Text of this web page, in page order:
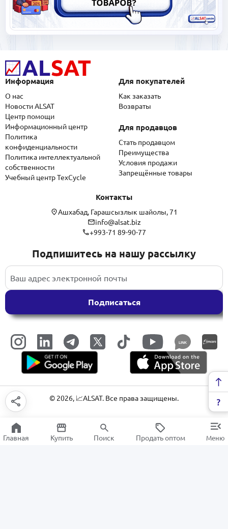
Информация
О нас
Новости ALSAT
Центр помощи
Информационный центр
Политика
конфиденциальности
Политика интеллектуальной
собственности
Учебный центр TexCycle
Для покупателей
Как заказать
Возвраты
Для продавцов
Стать продавцом
Преимущества
Условия продажи
Запрещённые товары
Контакты
Ашхабад, Гарашсызлык шайолы, 71
info@alsat.biz
+993-71 89-90-77
Подпишитесь на нашу рассылку
Подписаться
LINK
© 2026, 📈ALSAT. Все права защищены.
Главная Купить Поиск Продать оптом Меню